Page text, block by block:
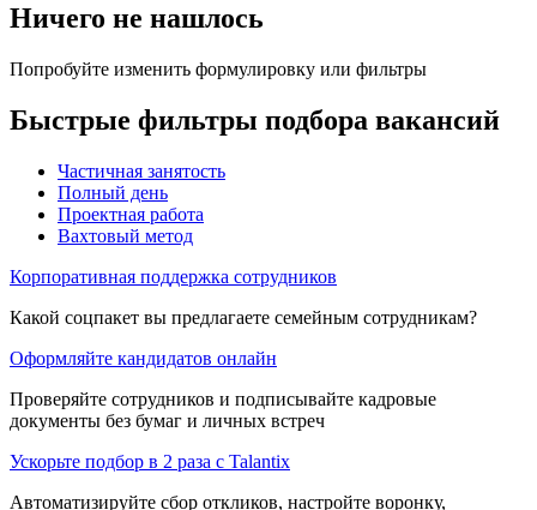
Ничего не нашлось
Попробуйте изменить формулировку или фильтры
Быстрые фильтры подбора вакансий
Частичная занятость
Полный день
Проектная работа
Вахтовый метод
Корпоративная поддержка сотрудников
Какой соцпакет вы предлагаете семейным сотрудникам?
Оформляйте кандидатов онлайн
Проверяйте сотрудников и подписывайте кадровые
документы без бумаг и личных встреч
Ускорьте подбор в 2 раза с Talantix
Автоматизируйте сбор откликов, настройте воронку,